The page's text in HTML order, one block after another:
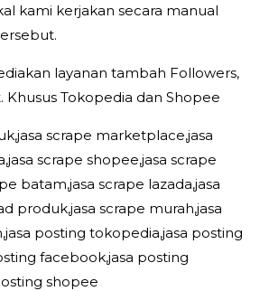
kami kerjakan secara manual
layanan tambah Followers,
Khusus Tokopedia dan Shopee
scrape marketplace,jasa
scrape shopee,jasa scrape
batam,jasa scrape lazada,jasa
produk,jasa scrape murah,jasa
posting tokopedia,jasa posting
facebook,jasa posting
shopee